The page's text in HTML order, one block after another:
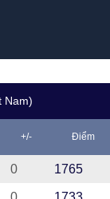
Nam)
+/- Điểm
0 1765